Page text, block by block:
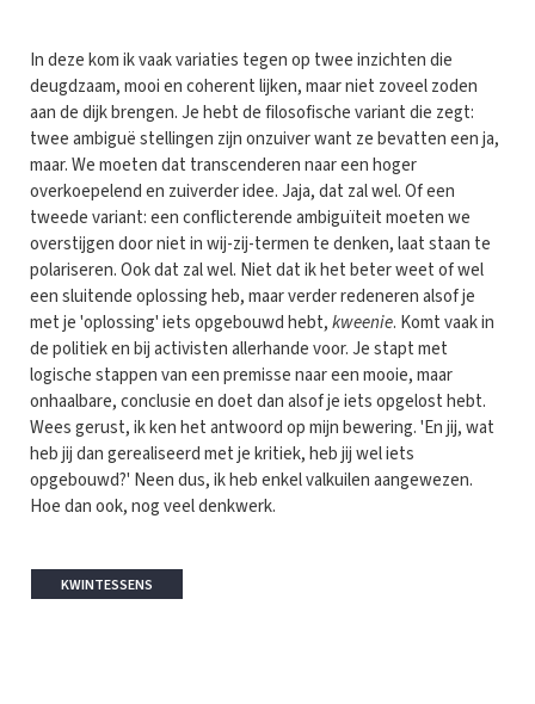
In deze kom ik vaak variaties tegen op twee inzichten die
deugdzaam, mooi en coherent lijken, maar niet zoveel zoden
aan de dijk brengen. Je hebt de filosofische variant die zegt:
twee ambiguë stellingen zijn onzuiver want ze bevatten een ja,
maar. We moeten dat transcenderen naar een hoger
overkoepelend en zuiverder idee. Jaja, dat zal wel. Of een
tweede variant: een conflicterende ambiguïteit moeten we
overstijgen door niet in wij-zij-termen te denken, laat staan te
polariseren. Ook dat zal wel. Niet dat ik het beter weet of wel
een sluitende oplossing heb, maar verder redeneren alsof je
met je 'oplossing' iets opgebouwd hebt,kweenie. Komt vaak in
de politiek en bij activisten allerhande voor. Je stapt met
logische stappen van een premisse naar een mooie, maar
onhaalbare, conclusie en doet dan alsof je iets opgelost hebt.
Wees gerust, ik ken het antwoord op mijn bewering. 'En jij, wat
heb jij dan gerealiseerd met je kritiek, heb jij wel iets
opgebouwd?' Neen dus, ik heb enkel valkuilen aangewezen.
Hoe dan ook, nog veel denkwerk.
KWINTESSENS